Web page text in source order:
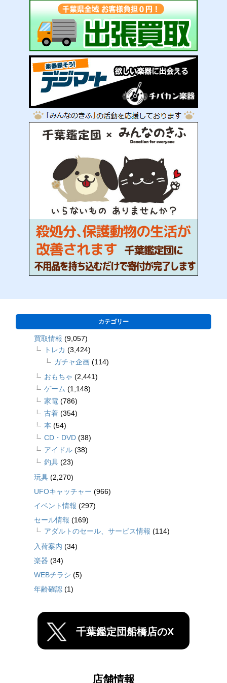
カテゴリー
買取情報 (9,057)
トレカ (3,424)
ガチャ企画 (114)
おもちゃ (2,441)
ゲーム (1,148)
家電 (786)
古着 (354)
本 (54)
CD・DVD (38)
アイドル (38)
釣具 (23)
玩具 (2,270)
UFOキャッチャー (966)
イベント情報 (297)
セール情報 (169)
アダルトのセール、サービス情報 (114)
入荷案内 (34)
楽器 (34)
WEBチラシ (5)
年齢確認 (1)
千葉鑑定団船橋店のX
店舗情報